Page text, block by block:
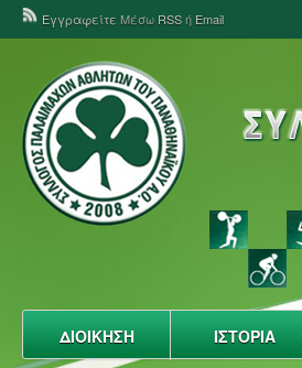
Εγγραφείτε Μέσω RSSή Email
ΔΙΟΙΚΗΣΗ ΙΣΤΟΡΙΑ